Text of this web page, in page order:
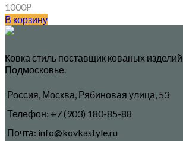
1000₽
В корзину
Ковка стиль поставщик кованых
Подмосковье.
Россия, Москва, Рябиновая улица, 53
Телефон: +7 (903) 180-85-88
Почта: info@kovkastyle.ru